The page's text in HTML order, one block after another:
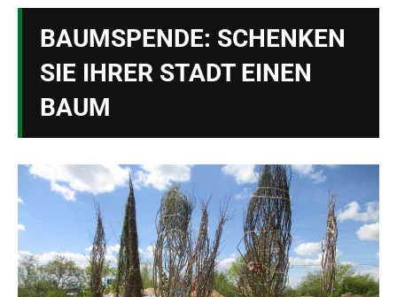
BAUMSPENDE: SCHENKEN
SIE IHRER STADT EINEN
BAUM